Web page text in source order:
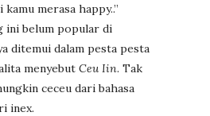
merasa happy..”
ini belum popular di
ditemui dalam pesta pesta
menyebut Ceu Iin. Tak
ceceu dari bahasa
inex.